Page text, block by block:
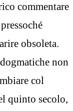
commentare
obsoleta.
non
col
quinto secolo,